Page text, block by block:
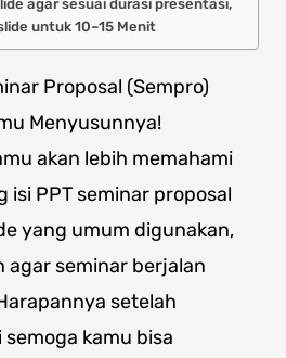
agar sesuai durasi presentasi,
untuk 10–15 Menit
Proposal (Sempro)
Menyusunnya!
akan lebih memahami
isi PPT seminar proposal
yang umum digunakan,
agar seminar berjalan
setelah
kamu bisa